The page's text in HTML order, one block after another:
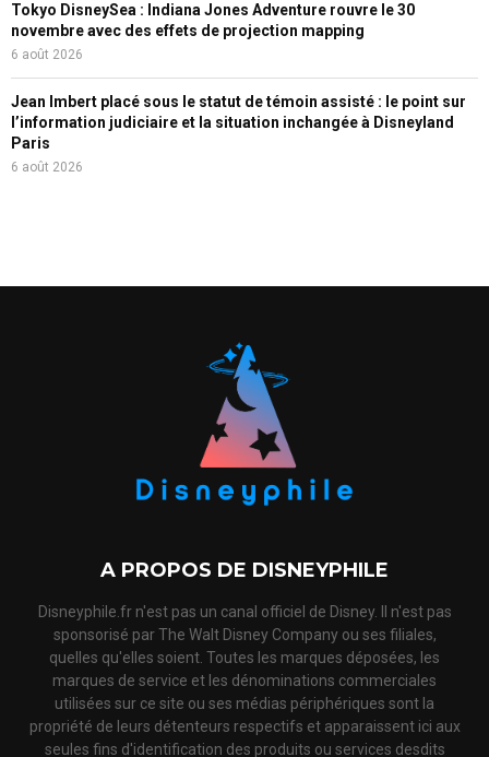
Tokyo DisneySea : Indiana Jones Adventure rouvre le 30
novembre avec des effets de projection mapping
6 août 2026
Jean Imbert placé sous le statut de témoin assisté : le point sur
l’information judiciaire et la situation inchangée à Disneyland
Paris
6 août 2026
A PROPOS DE DISNEYPHILE
Disneyphile.fr n'est pas un canal officiel de Disney. Il n'est pas
sponsorisé par The Walt Disney Company ou ses filiales,
quelles qu'elles soient. Toutes les marques déposées, les
marques de service et les dénominations commerciales
utilisées sur ce site ou ses médias périphériques sont la
propriété de leurs détenteurs respectifs et apparaissent ici aux
seules fins d'identification des produits ou services desdits